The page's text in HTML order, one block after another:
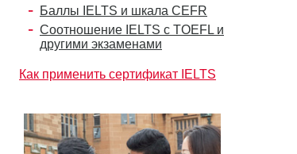
Баллы IELTS и шкала CEFR
Соотношение IELTS с TOEFL и
другими экзаменами
Как применить сертификат IELTS